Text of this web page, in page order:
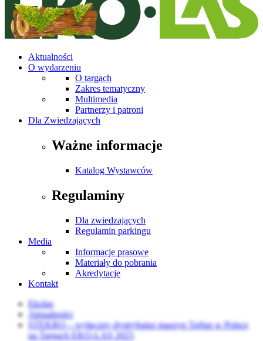
Aktualności
O wydarzeniu
O targach
Zakres tematyczny
Multimedia
Partnerzy i patroni
Dla Zwiedzających
Ważne informacje
Katalog Wystawców
Regulaminy
Dla zwiedzających
Regulamin parkingu
Media
Informacje prasowe
Materiały do pobrania
Akredytacje
Kontakt
Ekolas
Aktualności
STEKRO – wyłączny dystrybutor maszyn Tajfun w Polsce
na Targach EKO-LAS 2025